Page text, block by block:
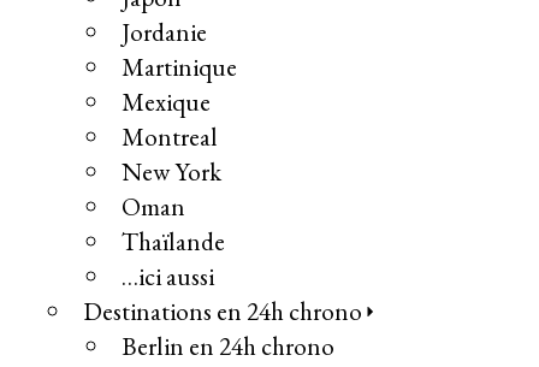
Jordanie
Martinique
Mexique
Montreal
New York
Oman
Thaïlande
…ici aussi
Destinations en 24h chrono
Berlin en 24h chrono